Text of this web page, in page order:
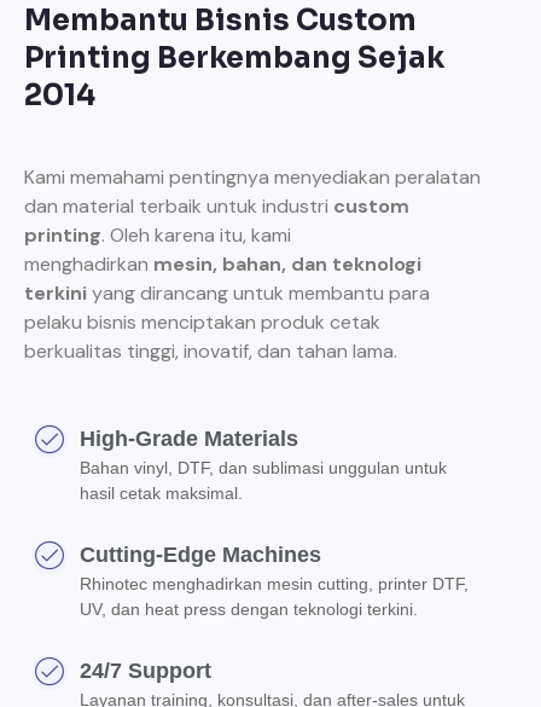
Membantu Bisnis Custom
Printing Berkembang Sejak
2014
Kami memahami pentingnya menyediakan peralatan
dan material terbaik untuk industri custom
printing. Oleh karena itu, kami
menghadirkan mesin, bahan, dan teknologi
terkiniyang dirancang untuk membantu para
pelaku bisnis menciptakan produk cetak
berkualitas tinggi, inovatif, dan tahan lama.
High-Grade Materials
Bahan vinyl, DTF, dan sublimasi unggulan untuk
hasil cetak maksimal.
Cutting-Edge Machines
Rhinotec menghadirkan mesin cutting, printer DTF,
UV, dan heat press dengan teknologi terkini.
24/7 Support
Layanan training, konsultasi, dan after-sales untuk